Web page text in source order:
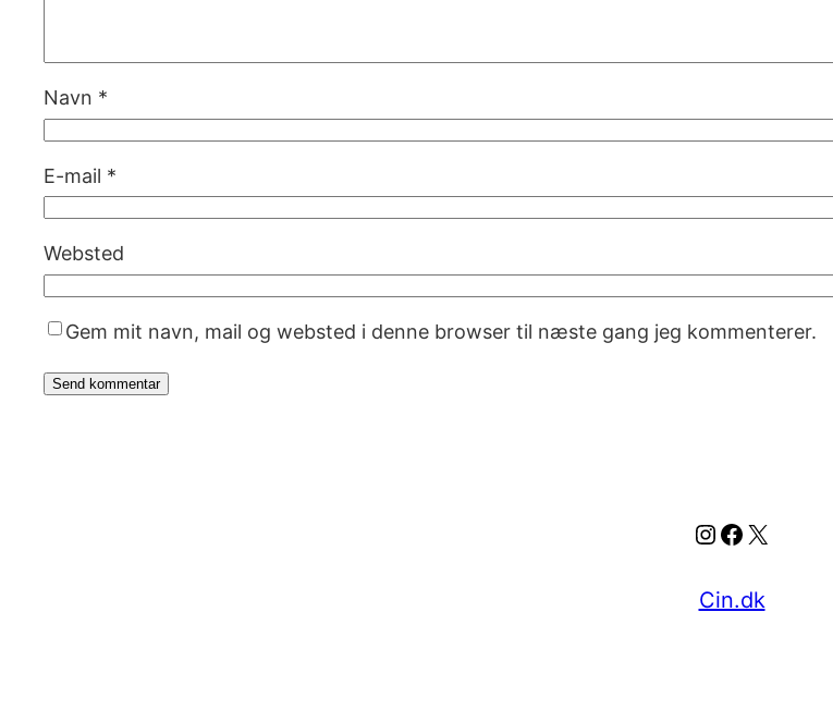
Navn *
E-mail *
Websted
Gem mit navn, mail og websted i denne browser til næste gang jeg kommenterer.
Instagram
Facebook
X
Cin.dk